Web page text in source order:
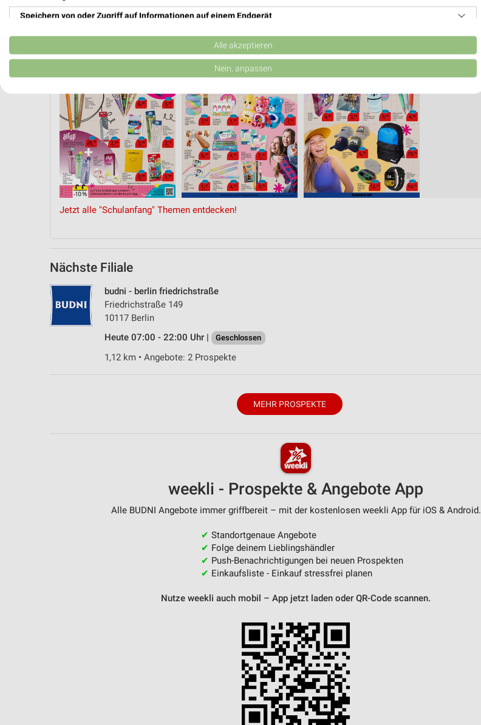
Jetzt alle "Schulanfang" Themen entdecken!
Nächste Filiale
budni - berlin friedrichstraße
Friedrichstraße 149
10117 Berlin
Heute 07:00 - 22:00 Uhr |
Geschlossen
1,12 km • Angebote: 2 Prospekte
MEHR PROSPEKTE
weekli - Prospekte & Angebote App
Alle BUDNI Angebote immer griffbereit – mit der kostenlosen weekli App für iOS & Android.
✔ Standortgenaue Angebote
✔ Folge deinem Lieblingshändler
✔ Push-Benachrichtigungen bei neuen Prospekten
✔ Einkaufsliste - Einkauf stressfrei planen
Nutze weekli auch mobil – App jetzt laden oder QR-Code scannen.
Speichern von oder Zugriff auf Informationen auf einem Endgerät
Verwendung reduzierter Daten zur Auswahl von Werbeanzeigen
Erstellung von Profilen für personalisierte Werbung
Erstellung von Profilen zur Personalisierung von Inhalten
Verwendung von Profilen zur Auswahl personalisierter Inhalte
Messung der Werbeleistung
Messung der Performance von Inhalten
Analyse von Zielgruppen durch Statistiken oder Kombinationen von Daten aus verschiedenen
Verwendung reduzierter Daten zur Auswahl von Inhalten
IAB-Besonderheiten:
Verwendung genauer Standortdaten
Geräte anhand von aktiv angeforderten Informationen identifizieren
Nicht-IAB-Verarbeitungszwecke:
Alle akzeptieren
Nein, anpassen